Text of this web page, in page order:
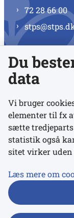
72 28 66 00
Se alle
Links
Udgivelser
Du
data
Vi bruger
elementer til fx
sætte
statistik også
sitet virker uden
Læs mere om